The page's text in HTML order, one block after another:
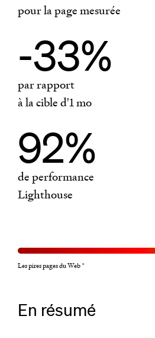
pour la page mesurée
-33%
par rapport
à la cible d'1 mo
92%
de performance
Lighthouse
Les pires pages du Web *
En résumé